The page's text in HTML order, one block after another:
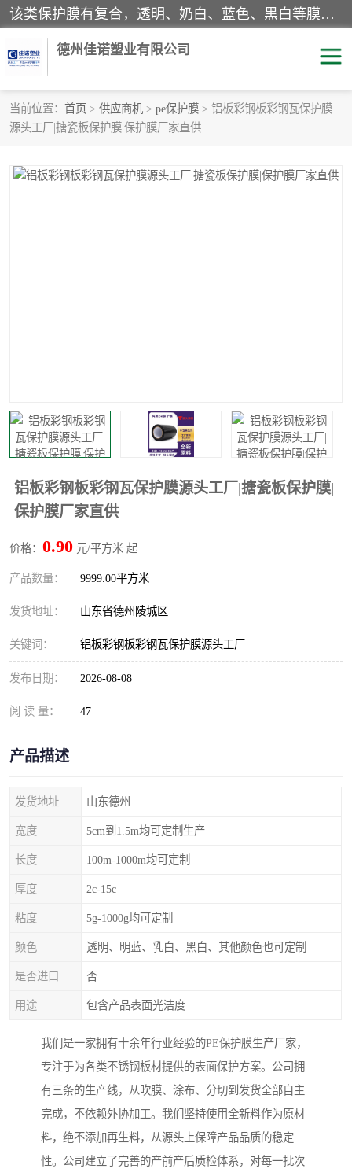
该类保护膜有复合，透明、奶白、蓝色、黑白等膜型。特高粘，高粘，中高粘，中粘，中低粘，低粘等。对于不同的粘力要求有相应的产品相适配。无胶渍残留污染。在较宽的收卷幅度下平整无皱纹，收卷长度大，利于机械化及自动化施工粘贴。为您的产品提供的表面保护解决方案。 产品广泛适用于：铝材、不锈钢、金属、塑料、电子、家电、家具、玻璃、化工材料、装饰材料等。
德州佳诺塑业有限公司
当前位置： 首页 > 供应商机 > pe保护膜 > 铝板彩钢板彩钢瓦保护膜
源头工厂|搪瓷板保护膜|保护膜厂家直供
铝板彩钢板彩钢瓦保护膜源头工厂|搪瓷板保护膜|
保护膜厂家直供
价格： 0.90 元/平方米 起
产品数量： 9999.00平方米
发货地址： 山东省德州陵城区
关键词： 铝板彩钢板彩钢瓦保护膜源头工厂
发布日期： 2026-08-08
阅 读 量： 47
产品描述
发货地址 山东德州
宽度 5cm到1.5m均可定制生产
长度 100m-1000m均可定制
厚度 2c-15c
粘度 5g-1000g均可定制
颜色 透明、明蓝、乳白、黑白、其他颜色也可定制
是否进口 否
用途 包含产品表面光洁度
我们是一家拥有十余年行业经验的PE保护膜生产厂家，
专注于为各类不锈钢板材提供的表面保护方案。公司拥
有三条的生产线，从吹膜、涂布、分切到发货全部自主
完成，不依赖外协加工。我们坚持使用全新料作为原材
料，绝不添加再生料，从源头上保障产品品质的稳定
性。公司建立了完善的产前产后质检体系，对每一批次
pe保护膜 包装膜
地毯保护膜 家具保护膜
不锈钢板保护膜 一次性隔离膜